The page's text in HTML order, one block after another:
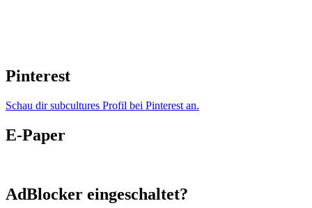
Pinterest
Schau dir subcultures Profil bei Pinterest an.
E-Paper
AdBlocker eingeschaltet?